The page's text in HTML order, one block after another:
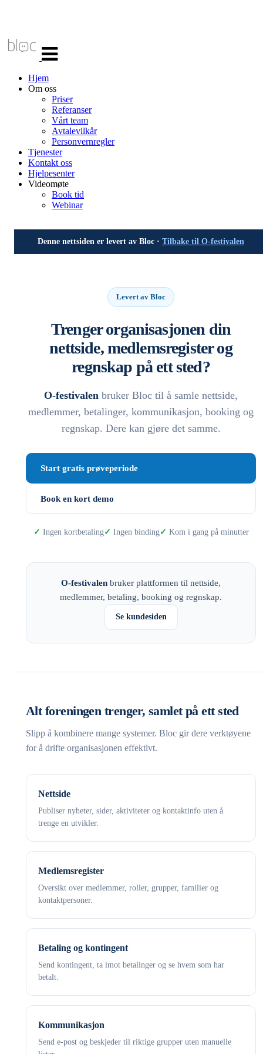
navigasjon
Hjem
Om oss
Priser
Referanser
Vårt team
Avtalevilkår
Personvernregler
Tjenester
Kontakt oss
Hjelpesenter
Videomøte
Book tid
Webinar
Denne nettsiden er levert av Bloc · Tilbake til O-festivalen
Levert av Bloc
Trenger organisasjonen din
nettside, medlemsregister og
regnskap på ett sted?
O-festivalen bruker Bloc til å samle nettside,
medlemmer, betalinger, kommunikasjon, booking og
regnskap. Dere kan gjøre det samme.
Start gratis prøveperiode
Book en kort demo
Ingen kortbetaling Ingen binding Kom i gang på minutter
O-festivalen bruker plattformen til nettside,
medlemmer, betaling, booking og regnskap.
Se kundesiden
Alt foreningen trenger, samlet på ett sted
Slipp å kombinere mange systemer. Bloc gir dere verktøyene
for å drifte organisasjonen effektivt.
Nettside
Publiser nyheter, sider, aktiviteter og kontaktinfo uten å
trenge en utvikler.
Medlemsregister
Oversikt over medlemmer, roller, grupper, familier og
kontaktpersoner.
Betaling og kontingent
Send kontingent, ta imot betalinger og se hvem som har
betalt.
Kommunikasjon
Send e-post og beskjeder til riktige grupper uten manuelle